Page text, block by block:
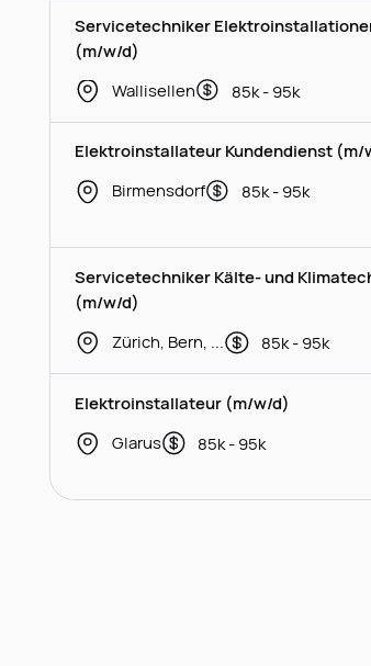
Servicetechniker
(m/w/d)
Wallisellen
85k - 95k
Elektroinstallateur Kundendienst (m/
Birmensdorf
85k - 95k
Servicetechniker Kälte- und
(m/w/d)
Zürich, Bern, Thurgau
85k - 95k
Elektroinstallateur (m/w/d)
Glarus
85k - 95k